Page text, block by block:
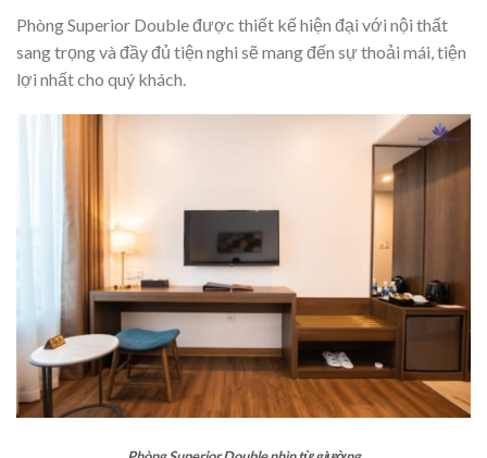
Phòng Superior Double được thiết kế hiện đại với nội thất
sang trọng và đầy đủ tiện nghi sẽ mang đến sự thoải mái, tiện
lợi nhất cho quý khách.